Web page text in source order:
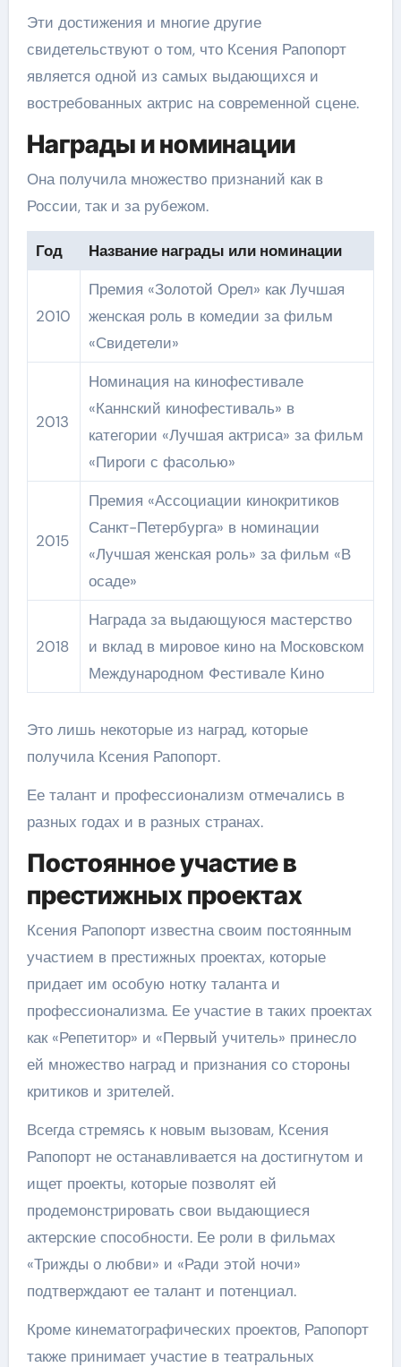
Эти достижения и многие другие
свидетельствуют о том, что Ксения Рапопорт
является одной из самых выдающихся и
востребованных актрис на современной сцене.
Награды и номинации
Она получила множество признаний как в
России, так и за рубежом.
Год Название награды или номинации
2010
Премия «Золотой Орел» как Лучшая
женская роль в комедии за фильм
«Свидетели»
2013
Номинация на кинофестивале
«Каннский кинофестиваль» в
категории «Лучшая актриса» за фильм
«Пироги с фасолью»
2015
Премия «Ассоциации кинокритиков
Санкт-Петербурга» в номинации
«Лучшая женская роль» за фильм «В
осаде»
2018
Награда за выдающуюся мастерство
и вклад в мировое кино на Московском
Международном Фестивале Кино
Это лишь некоторые из наград, которые
получила Ксения Рапопорт.
Ее талант и профессионализм отмечались в
разных годах и в разных странах.
Постоянное участие в
престижных проектах
Ксения Рапопорт известна своим постоянным
участием в престижных проектах, которые
придает им особую нотку таланта и
профессионализма. Ее участие в таких проектах
как «Репетитор» и «Первый учитель» принесло
ей множество наград и признания со стороны
критиков и зрителей.
Всегда стремясь к новым вызовам, Ксения
Рапопорт не останавливается на достигнутом и
ищет проекты, которые позволят ей
продемонстрировать свои выдающиеся
актерские способности. Ее роли в фильмах
«Трижды о любви» и «Ради этой ночи»
подтверждают ее талант и потенциал.
Кроме кинематографических проектов, Рапопорт
также принимает участие в театральных